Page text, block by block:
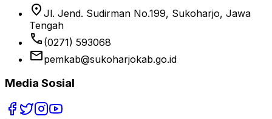
location_on Jl. Jend. Sudirman No.199, Sukoharjo, Jawa
Tengah
phone (0271) 593068
emailpemkab@sukoharjokab.go.id
Media Sosial